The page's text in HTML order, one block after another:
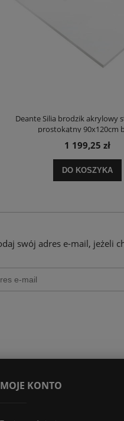
Deante Silia brodzik akrylowy
prostokątny 90x120cm
1 199,25 zł
DO KOSZYKA
swój adres e-mail, jeżeli
MOJE KONTO